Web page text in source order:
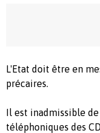
L'Etat doit être en
précaires.
Il est inadmissible
téléphoniques des